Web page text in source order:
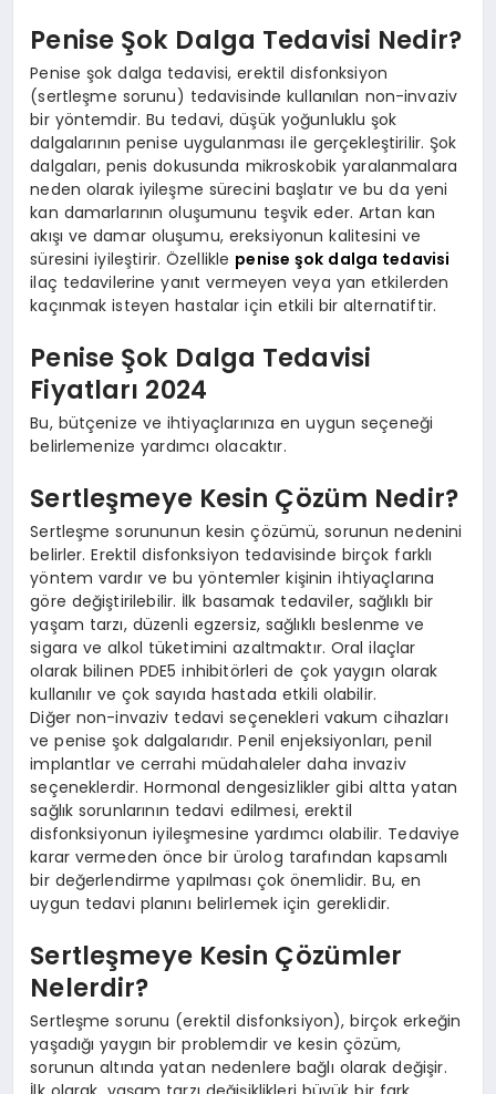
Penise Şok Dalga Tedavisi Nedir?
Penise şok dalga tedavisi, erektil disfonksiyon
(sertleşme sorunu) tedavisinde kullanılan non-invaziv
bir yöntemdir. Bu tedavi, düşük yoğunluklu şok
dalgalarının penise uygulanması ile gerçekleştirilir. Şok
dalgaları, penis dokusunda mikroskobik yaralanmalara
neden olarak iyileşme sürecini başlatır ve bu da yeni
kan damarlarının oluşumunu teşvik eder. Artan kan
akışı ve damar oluşumu, ereksiyonun kalitesini ve
süresini iyileştirir. Özellikle penise şok dalga tedavisi
ilaç tedavilerine yanıt vermeyen veya yan etkilerden
kaçınmak isteyen hastalar için etkili bir alternatiftir.
Penise Şok Dalga Tedavisi
Fiyatları 2024
Bu, bütçenize ve ihtiyaçlarınıza en uygun seçeneği
belirlemenize yardımcı olacaktır.
Sertleşmeye Kesin Çözüm Nedir?
Sertleşme sorununun kesin çözümü, sorunun nedenini
belirler. Erektil disfonksiyon tedavisinde birçok farklı
yöntem vardır ve bu yöntemler kişinin ihtiyaçlarına
göre değiştirilebilir. İlk basamak tedaviler, sağlıklı bir
yaşam tarzı, düzenli egzersiz, sağlıklı beslenme ve
sigara ve alkol tüketimini azaltmaktır. Oral ilaçlar
olarak bilinen PDE5 inhibitörleri de çok yaygın olarak
kullanılır ve çok sayıda hastada etkili olabilir.
Diğer non-invaziv tedavi seçenekleri vakum cihazları
ve penise şok dalgalarıdır. Penil enjeksiyonları, penil
implantlar ve cerrahi müdahaleler daha invaziv
seçeneklerdir. Hormonal dengesizlikler gibi altta yatan
sağlık sorunlarının tedavi edilmesi, erektil
disfonksiyonun iyileşmesine yardımcı olabilir. Tedaviye
karar vermeden önce bir ürolog tarafından kapsamlı
bir değerlendirme yapılması çok önemlidir. Bu, en
uygun tedavi planını belirlemek için gereklidir.
Sertleşmeye Kesin Çözümler
Nelerdir?
Sertleşme sorunu (erektil disfonksiyon), birçok erkeğin
yaşadığı yaygın bir problemdir ve kesin çözüm,
sorunun altında yatan nedenlere bağlı olarak değişir.